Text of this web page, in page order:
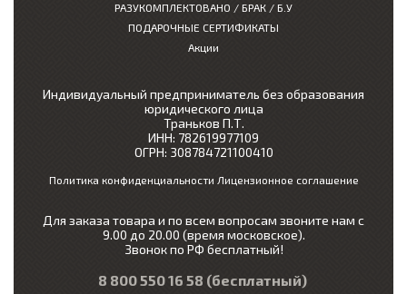
РАЗУКОМПЛЕКТОВАНО / БРАК / Б.У
ПОДАРОЧНЫЕ СЕРТИФИКАТЫ
Акции
Индивидуальный предприниматель без образования
юридического лица
Траньков П.Т.
ИНН: 782619977109
ОГРН: 308784721100410
Политика конфиденциальности Лицензионное соглашение
Для заказа товара и по всем вопросам звоните нам с
9.00 до 20.00 (время московское).
Звонок по РФ бесплатный!
8 800 550 16 58 (бесплатный)